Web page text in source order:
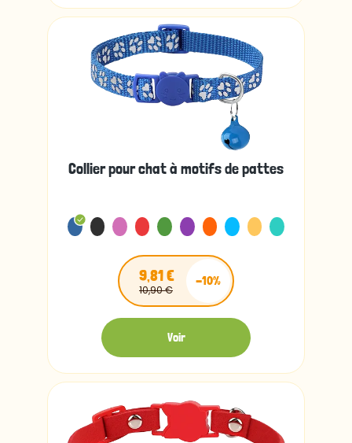
Collier pour chat à motifs de pattes
9,81 €
10,90 €
-10%
Voir